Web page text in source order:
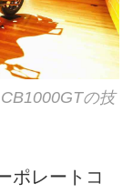
の技
ポレートコ